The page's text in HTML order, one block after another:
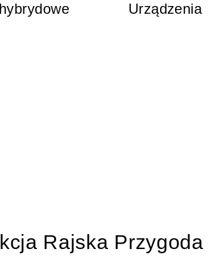
Urządzenia
Rajska Przygoda